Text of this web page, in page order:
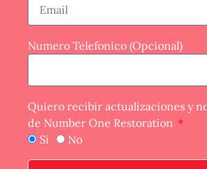
Numero Telefonico (Opcional)
Quiero recibir actualizaciones y
de Number One Restoration
Si
No